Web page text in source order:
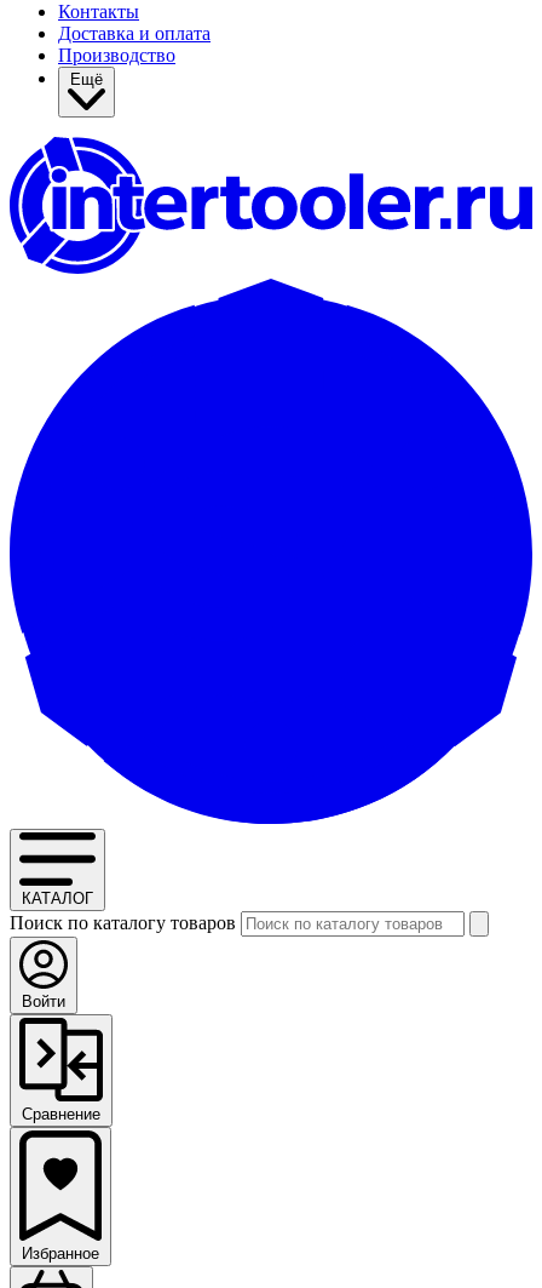
Контакты
Доставка и оплата
Производство
КАТАЛОГ
Поиск по каталогу товаров
Войти
Сравнение
Избранное